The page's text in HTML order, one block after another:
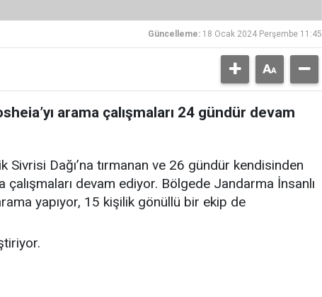
Güncelleme: 18 Ocak 2024 Perşembe 11:45
arama çalışmaları 24 gündür devam
Sivrisi Dağı’na tırmanan ve 26 gündür kendisinden
çalışmaları devam ediyor. Bölgede Jandarma İnsanlı
yapıyor, 15 kişilik gönüllü bir ekip de